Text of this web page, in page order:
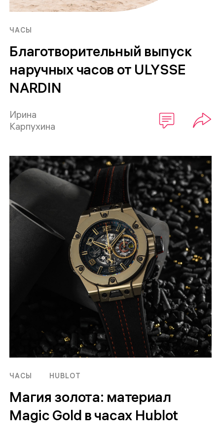
ЧАСЫ
Благотворительный выпуск
наручных часов от ULYSSE
NARDIN
Ирина
Карпухина
ЧАСЫ HUBLOT
Магия золота: материал
Magic Gold в часах Hublot